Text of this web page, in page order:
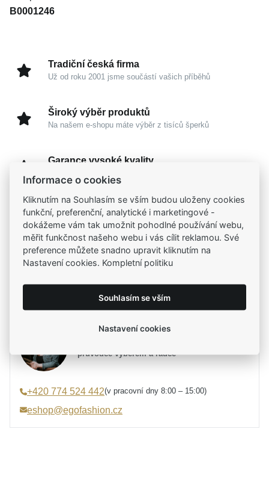
B0001246
Tradiční česká firma
Už od roku 2001 jsme součástí vašich příběhů
Široký výběr produktů
Na našem e-shopu máte výběr z tisíců šperků
Garance vysoké kvality
Kamenné prodejny
Zastavte se do jedné z našich4 prodejen
Parametry a specifikace
Dámské, Dětské
Barva
Úprava
Lesk, Rhodium
Min. délka náramku
Max. délka náramku
23 cm
Potřebujete poradit?
průvodce výběrem a rádce
+420 774 524 442(v pracovní dny 8:00 – 15:00)
eshop@egofashion.cz
Informace o cookies
Kliknutím na Souhlasím se vším budou uloženy cookies
funkční, preferenční, analytické i marketingové -
dokážeme vám tak umožnit pohodlné používání webu,
měřit funkčnost našeho webu i vás cílit reklamou. Své
preference můžete snadno upravit kliknutím na
Nastavení cookies. Kompletní politiku
Souhlasím se vším
Nastavení cookies